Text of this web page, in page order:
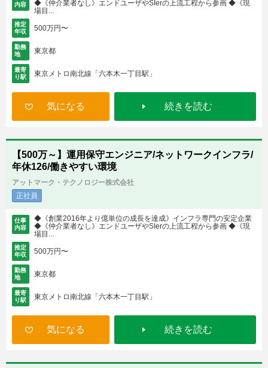
内容
◆《仲介業者なし》エンドユーザやSIerの上流工程から参画 ◆《現
場目...
推定
年収
500万円〜
勤務
地
東京都
最寄
り駅
東京メトロ南北線「六本木一丁目駅」
気になる 続きを読む
【500万～】運用保守エンジニア/ネットワークインフラ/
年休126/働きやすい環境
アットマーク・テクノロジー株式会社
正社員
仕事
内容
◆《創業2016年より億単位の成長を達成》インフラ専門の安定企業
◆《仲介業者なし》エンドユーザやSIerの上流工程から参画 ◆《現
場目...
推定
年収
500万円〜
勤務
地
東京都
最寄
り駅
東京メトロ南北線「六本木一丁目駅」
気になる 続きを読む